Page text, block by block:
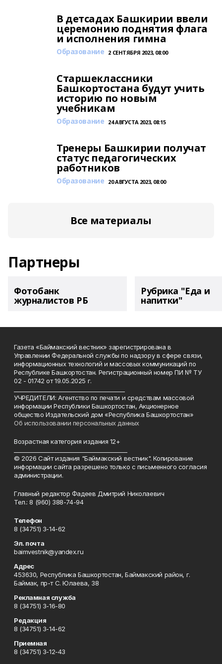
В детсадах Башкирии ввели
церемонию поднятия флага
и исполнения гимна
Образование 2 СЕНТЯБРЯ 2023, 08:00
Старшеклассники
Башкортостана будут учить
историю по новым
учебникам
Образование 24 АВГУСТА 2023, 08:15
Тренеры Башкирии получат
статус педагогических
работников
Образование 20 АВГУСТА 2023, 08:00
Все материалы
Партнеры
Фотобанк
журналистов РБ
Рубрика "Еда и
напитки"
Газета «Баймакский вестник» зарегистрирована в
Управлении Федеральной службы по надзору в сфере связи,
информационных технологий и массовых коммуникаций по
Республике Башкортостан. Регистрационный номер ПИ № ТУ
02 - 01742 от 19.05.2025 г.
УЧРЕДИТЕЛИ: Агентство по печати и средствам массовой
информации Республики Башкортостан, Акционерное
общество Издательский дом «Республика Башкортостан»
Об использовании персональных данных
Возрастная категория издания 12+
© 2026 Сайт издания "Баймакский вестник". Копирование
информации сайта разрешено только с письменного согласия
администрации.
Главный редактор Фадеев Дмитрий Николаевич
Тел.: 8 (960) 388-74-94
Телефон
8 (34751) 3-14-62
Эл. почта
baimvestnik@yandex.ru
Адрес
453630, Республика Башкортостан, Баймакский район, г.
Баймак, пр-т С. Юлаева, 38
Рекламная служба
8 (34751) 3-16-80
Редакция
8 (34751) 3-14-62
Приемная
8 (34751) 3-12-43